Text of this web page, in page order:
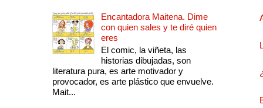
Encantadora Maitena. Dime
con quien sales y te diré quien
eres
El comic, la viñeta, las
historias dibujadas, son
literatura pura, es arte motivador y
provocador, es arte plástico que envuelve.
Mait...